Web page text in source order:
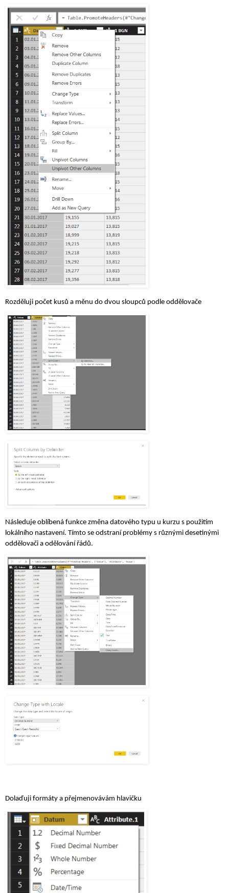
Rozděluji počet kusů a měnu do dvou sloupců podle oddělovače
Následuje oblíbená funkce změna datového typu u kurzu s použitím
lokálního nastavení. Tímto se odstraní problémy s různými desetinými
oddělovači a odělování řádů.
Dolaďuji formáty a přejmenovávám hlavičku